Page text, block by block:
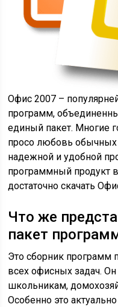
Офис 2007 –
программ,
единый пакет. Многие
просо любовь обычных
надежной и удобной
программный продукт
достаточно скачать
Что же
пакет
Это сборник программ
всех офисных задач.
школьникам,
Особенно это